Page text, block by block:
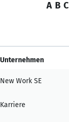
A B C
Unternehmen
New Work SE
Karriere